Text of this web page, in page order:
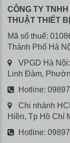
CÔNG TY
THUẬT THIẾT
Mã số thuế:
Thành Phố Hà
VPGD Hà
Linh Đàm,
Hotline:
Chi nhánh
Hiền, Tp Hồ Chí
Hotline: